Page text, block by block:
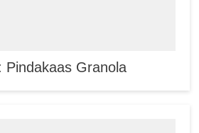
Pindakaas Granola